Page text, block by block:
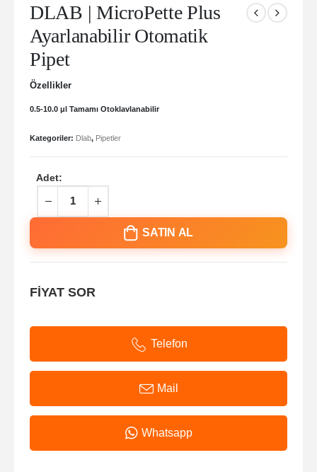
DLAB | MicroPette Plus
Ayarlanabilir Otomatik
Pipet
Özellikler
0.5-10.0 μl Tamamı Otoklavlanabilir
Kategoriler: Dlab, Pipetler
Adet:
SATIN AL
FİYAT SOR
Telefon
Mail
Whatsapp